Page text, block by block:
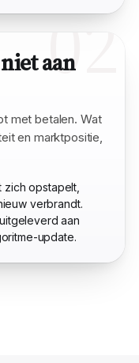
02
aan
met betalen. Wat
en marktpositie,
opstapelt,
verbrandt.
aan
update.